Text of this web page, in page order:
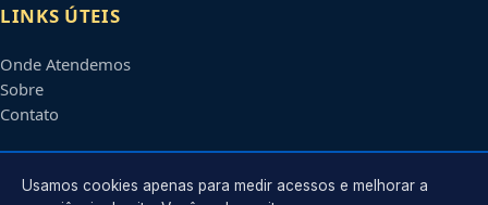
LINKS ÚTEIS
Onde Atendemos
Sobre
Contato
CONTATO
Usamos cookies apenas para medir acessos e melhorar a